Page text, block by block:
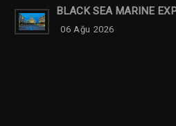
BLACK SEA MARINE
06 Ağu 2026